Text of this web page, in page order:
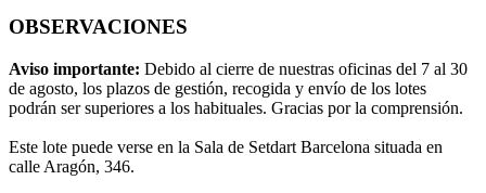
OBSERVACIONES
Aviso importante: Debido al cierre de nuestras oficinas del 7 al 30
de agosto, los plazos de gestión, recogida y envío de los lotes
podrán ser superiores a los habituales. Gracias por la comprensión.
Este lote puede verse en la Sala de Setdart Barcelona situada en
calle Aragón, 346.